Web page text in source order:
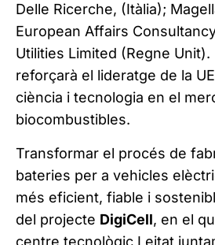
Delle Ricerche, (Itàlia);
European Affairs
Utilities Limited (Regne Unit).
reforçarà el lideratge de la
ciència i tecnologia en el
biocombustibles.
Transformar el procés de
bateries per a vehicles
més eficient, fiable i
del projecte DigiCell, en el
centre tecnològic Leitat